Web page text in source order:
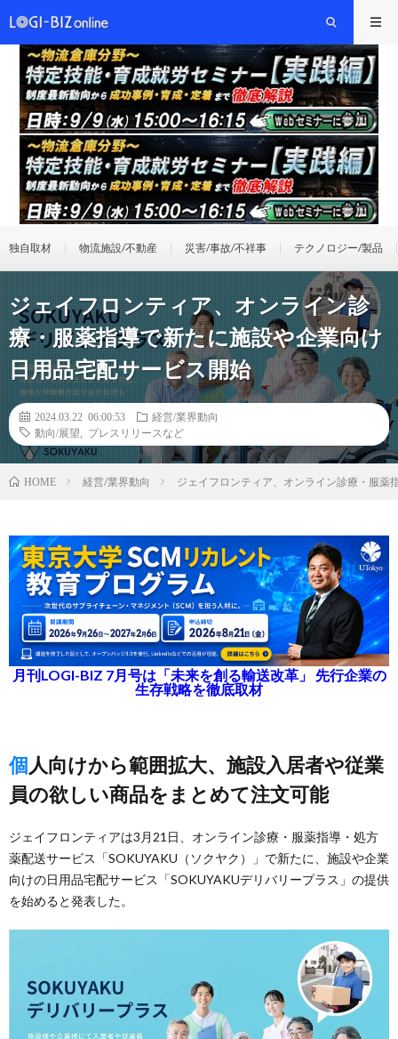
独自取材 物流施設/不動産 災害/事故/不祥事 テクノロジー/製品
ジェイフロンティア、オンライン診
療・服薬指導で新たに施設や企業向け
日用品宅配サービス開始
2024.03.22 06:00:53
経営/業界動向
動向/展望
プレスリリースなど
HOME 経営/業界動向 ジェイフロンティア、オンライン診療・服薬
月刊LOGI-BIZ 7月号は「未来を創る輸送改革」 先行企業の
生存戦略を徹底取材
個人向けから範囲拡大、施設入居者や従業
員の欲しい商品をまとめて注文可能
ジェイフロンティアは3月21日、オンライン診療・服薬指導・処方
薬配送サービス「SOKUYAKU（ソクヤク）」で新たに、施設や企業
向けの日用品宅配サービス「SOKUYAKUデリバリープラス」の提供
を始めると発表した。